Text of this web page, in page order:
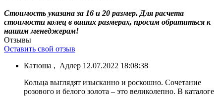
Стоимость указана за 16 и 20 размер. Для расчета
стоимости колец в ваших размерах, просим обратиться к
нашим менеджерам!
Отзывы
Оставить свой отзыв
Катюша , Адлер 12.07.2022 18:08:38
Кольца выглядят изысканно и роскошно. Сочетание
розового и белого золота – это великолепно. В каталоге